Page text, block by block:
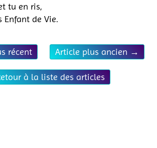
tu en ris,
Enfant de Vie.
récent Article plus ancien →
à la liste des articles